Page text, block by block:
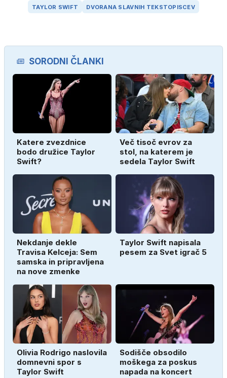
TAYLOR SWIFT DVORANA SLAVNIH TEKSTOPISCEV
SORODNI ČLANKI
Katere zvezdnice
bodo družice Taylor
Swift?
Več tisoč evrov za
stol, na katerem je
sedela Taylor Swift
Nekdanje dekle
Travisa Kelceja: Sem
samska in pripravljena
na nove zmenke
Taylor Swift napisala
pesem za Svet igrač 5
Olivia Rodrigo naslovila
domnevni spor s
Taylor Swift
Sodišče obsodilo
moškega za poskus
napada na koncert